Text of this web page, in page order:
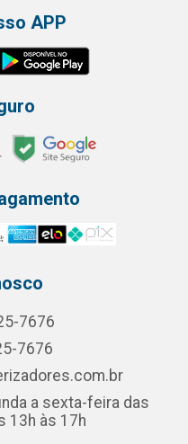
APP
7676
7676
a sexta-feira das
13h às 17h